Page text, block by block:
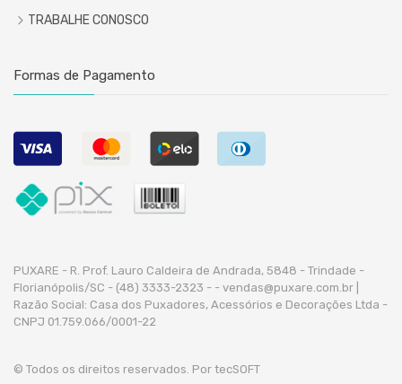
TRABALHE CONOSCO
Formas de Pagamento
PUXARE - R. Prof. Lauro Caldeira de Andrada, 5848 - Trindade -
Florianópolis/SC - (48) 3333-2323 - - vendas@puxare.com.br |
Razão Social: Casa dos Puxadores, Acessórios e Decorações Ltda -
CNPJ 01.759.066/0001-22
© Todos os direitos reservados. Por tecSOFT